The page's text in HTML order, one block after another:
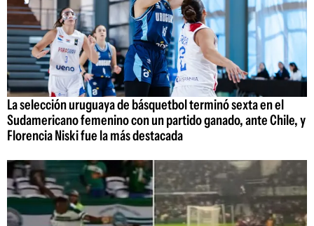
La selección uruguaya de básquetbol terminó sexta en el
Sudamericano femenino con un partido ganado, ante Chile, y
Florencia Niski fue la más destacada